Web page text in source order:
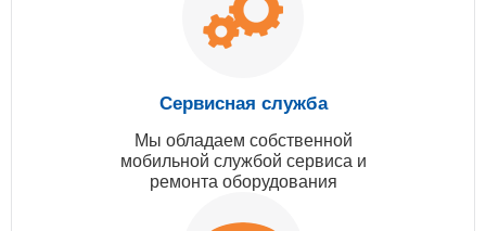
Сервисная служба
Мы обладаем собственной
мобильной службой сервиса и
ремонта оборудования